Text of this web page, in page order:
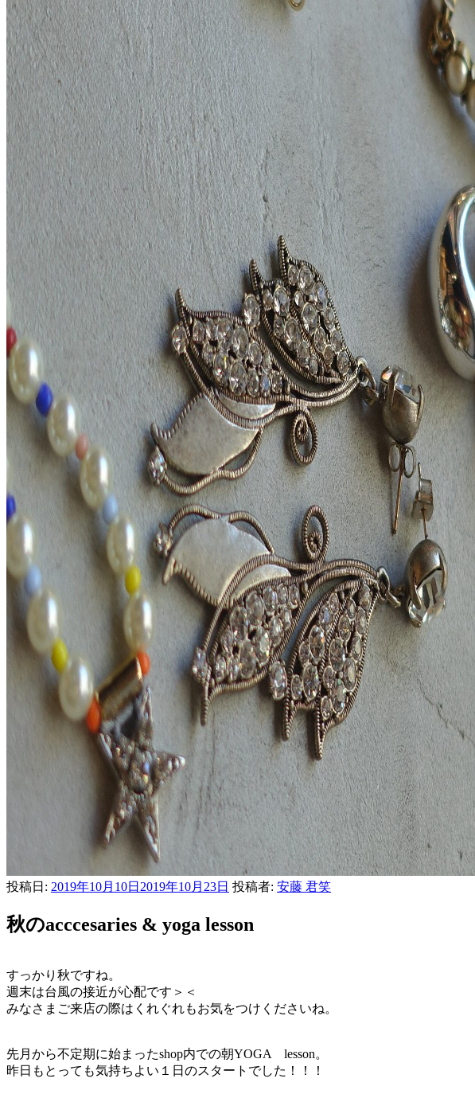
投稿日: 2019年10月10日 2019年10月23日 投稿者: 安藤 君笑
秋のacccesaries & yoga lesson
すっかり秋ですね。
週末は台風の接近が心配です＞＜
みなさまご来店の際はくれぐれもお気をつけくださいね。
先月から不定期に始まったshop内での朝YOGA lesson。
昨日もとっても気持ちよい１日のスタートでした！！！